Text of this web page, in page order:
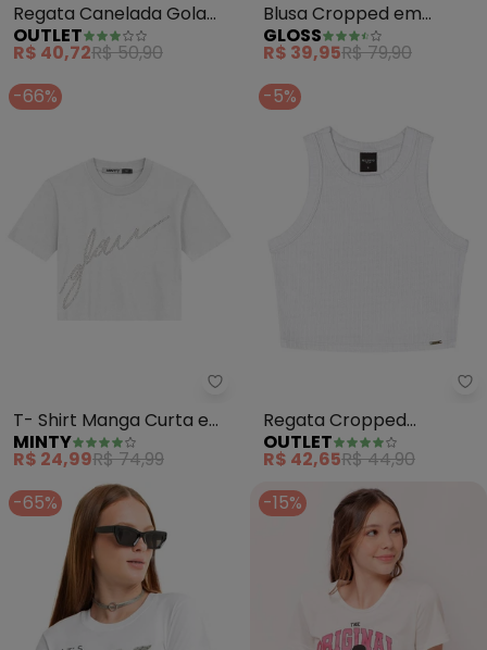
Regata Canelada Gola
Alta Teen Feminino
(Branco)
OUTLET
R$ 40,72R$ 50,90
Blusa Cropped em
Ribaninha Juvenil
(Branco)
GLOSS
R$ 39,95R$ 79,90
-66%
Minty - T- Shirt Manga Curta
T- Shirt Manga Curta em
Meia Malha (Branco)
MINTY
R$ 24,99R$ 74,99
-5%
Regata Cropped
Canelada Teen Feminino
(Branco)
OUTLET
R$ 42,65R$ 44,90
-65%
-15%